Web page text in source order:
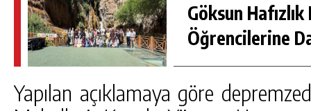
Göksun Hafızlık
Öğrencilerine
Yapılan açıklamaya göre